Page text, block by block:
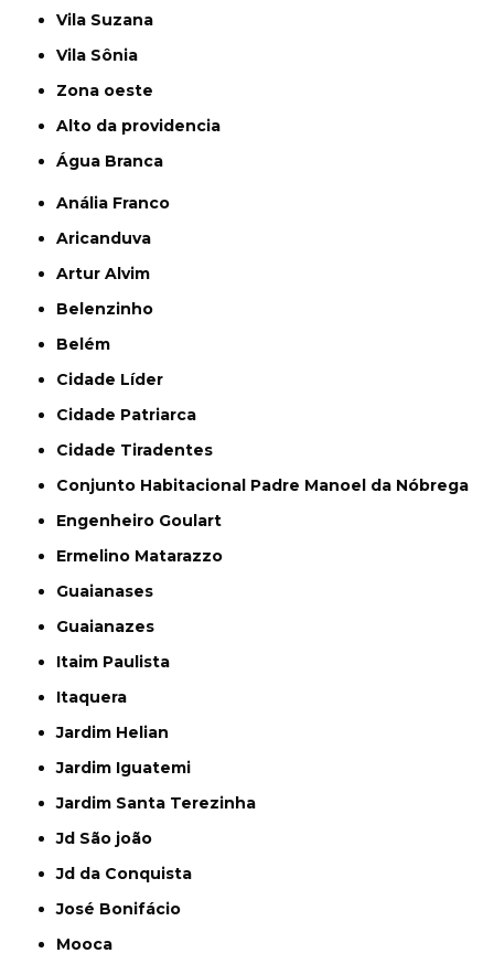
Vila Suzana
Vila Sônia
Zona oeste
alto da providencia
Água Branca
Anália Franco
Aricanduva
Artur Alvim
Belenzinho
Belém
Cidade Líder
Cidade Patriarca
Cidade Tiradentes
Conjunto Habitacional Padre Manoel da Nóbrega
Engenheiro Goulart
Ermelino Matarazzo
Guaianases
Guaianazes
Itaim Paulista
Itaquera
Jardim Helian
Jardim Iguatemi
Jardim Santa Terezinha
Jd São joão
Jd da Conquista
José Bonifácio
Mooca